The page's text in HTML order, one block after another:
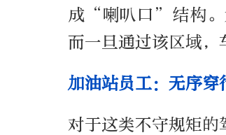
成 “喇叭口 ” 结构
而一旦通过该区域，
加油站员工：无序穿
对于这类不守规矩的